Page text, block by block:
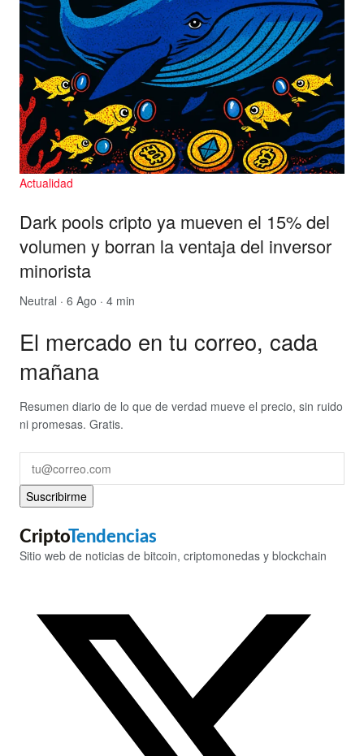
Actualidad
Dark pools cripto ya mueven el 15% del
volumen y borran la ventaja del inversor
minorista
Neutral · 6 Ago · 4 min
El mercado en tu correo, cada
mañana
Resumen diario de lo que de verdad mueve el precio, sin ruido
ni promesas. Gratis.
Suscribirme
CriptoTendencias
Sitio web de noticias de bitcoin, criptomonedas y blockchain